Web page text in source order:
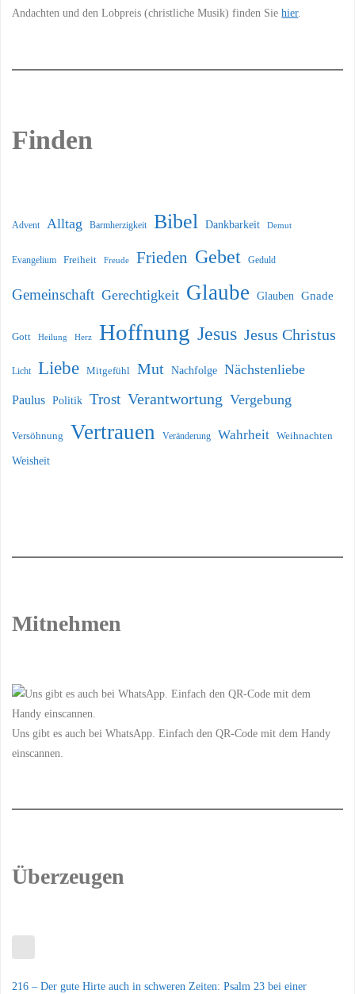
Andachten und den Lobpreis (christliche Musik) finden Siehier.
Finden
Advent Alltag Barmherzigkeit Bibel Dankbarkeit Demut
Evangelium Freiheit Freude Frieden Gebet Geduld
Gemeinschaft Gerechtigkeit Glaube Glauben Gnade
Gott Heilung Herz Hoffnung Jesus Jesus Christus
Licht Liebe Mitgefühl Mut Nachfolge Nächstenliebe
Paulus Politik Trost Verantwortung Vergebung
Versöhnung Vertrauen Veränderung Wahrheit Weihnachten
Weisheit
Mitnehmen
Uns gibt es auch bei WhatsApp. Einfach den QR-Code mit dem Handy
einscannen.
Überzeugen
216 – Der gute Hirte auch in schweren Zeiten: Psalm 23 bei einer